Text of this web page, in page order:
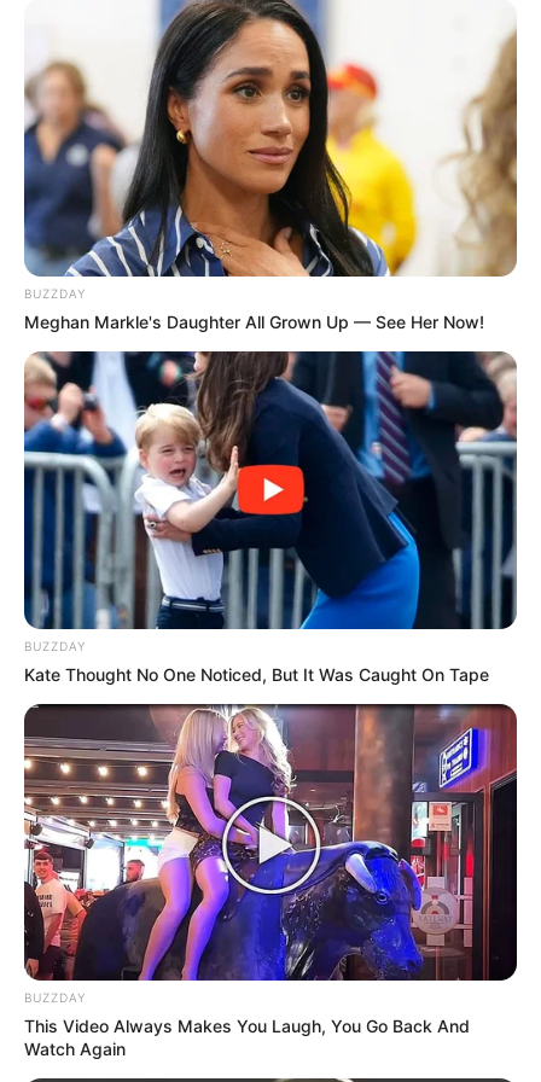
Tampak Beda, 10 Artis
yang Harus
Menyembunyikan
Kharismanya Karena
Peran
Cantiknya Kebangetan, 10
Artis Ini Punya Kumis Tipis
Serem! 9 Chat Ojek Online &
Pelanggan Ini Bikin Auto
BUZZDAY
Meghan Markle's Daughter All Grown Up — See Her Now!
BUZZDAY
Kate Thought No One Noticed, But It Was Caught On Tape
BUZZDAY
This Video Always Makes You Laugh, You Go Back And
Watch Again